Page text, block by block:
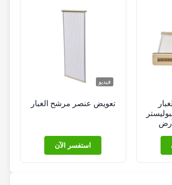
فيديو
تعويض عنصر مرشح الغبار
استفسر الآن